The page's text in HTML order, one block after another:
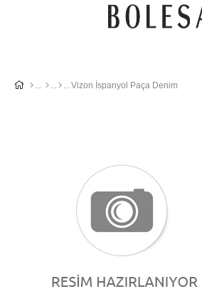
Vizon İspanyol Paça Denim